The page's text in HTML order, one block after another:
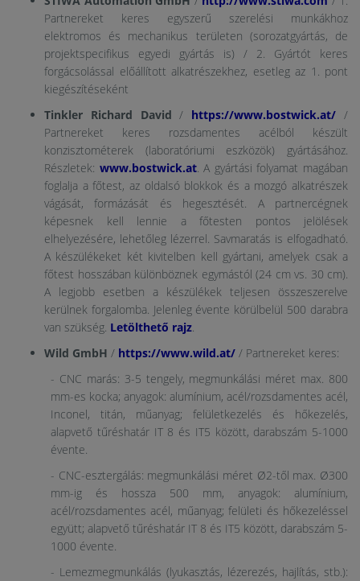
Partnereket keres egyszerű szerelési munkákhoz
elektromos és mechanikus területen (sorozatgyártás, de
projektspecifikus egyedi gyártás is) / 2. Gyártót keres
forgácsolással előállított alkatrészekhez, esetleg az 1. pont
kiegészítéseként
Tinkler Richard David/ https://www.bostwick.at/ /
Partnereket keres rozsdamentes acélból készült
konzisztométerek (laboratóriumi eszközök) gyártásához.
Részletek: www.bostwick.at. A gyártási folyamat magában
foglalja a főtest, az oldalsó blokkok és a mozgó alkatrészek
vágását, formázását és hegesztését. A partnercégnek
képesnek kell lennie a főtesten pontos jelölések
elhelyezésére, lehetőleg lézerrel. Savmaratás is elfogadható.
A készülékeket két kivitelben kell gyártani, amelyek csak a
főtest hosszában különböznek egymástól (24 cm vs. 30 cm).
A legjobb esetben a készülékek teljesen összeszerelve
kerülnek forgalomba. Jelenleg évente körülbelül 500 darabra
van szükség. Letölthető rajz.
Wild GmbH / https://www.wild.at/ / Partnereket keres:
- CNC marás: 3-5 tengely, megmunkálási méret max. 800
mm-es kocka; anyagok: alumínium, acél/rozsdamentes acél,
Inconel, titán, műanyag; felületkezelés és hőkezelés,
alapvető tűréshatár IT 8 és IT5 között, darabszám 5-1000
évente.
- CNC-esztergálás: megmunkálási méret Ø2-től max. Ø300
mm-ig és hossza 500 mm, anyagok: alumínium,
acél/rozsdamentes acél, műanyag; felületi és hőkezeléssel
együtt; alapvető tűréshatár IT 8 és IT5 között, darabszám 5-
1000 évente.
- Lemezmegmunkálás (lyukasztás, lézerezés, hajlítás, stb.):